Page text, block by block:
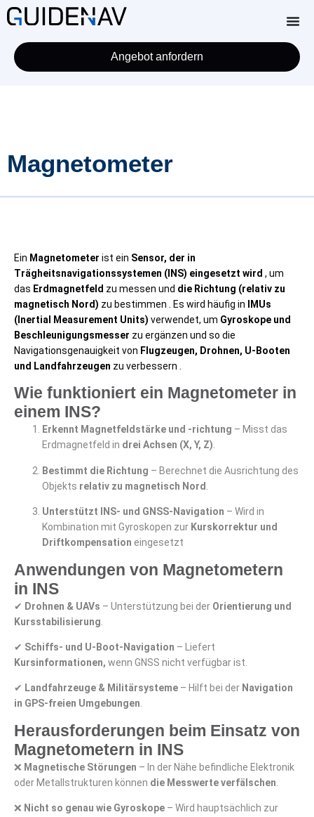
Angebot anfordern
Magnetometer
Ein Magnetometer ist ein Sensor, der in
Trägheitsnavigationssystemen (INS) eingesetzt wird , um
das Erdmagnetfeld zu messen und die Richtung (relativ zu
magnetisch Nord) zu bestimmen . Es wird häufig in
IMUs
(Inertial Measurement Units) verwendet, um Gyroskope und
Beschleunigungsmesser zu ergänzen und so die
Navigationsgenauigkeit von Flugzeugen, Drohnen, U-Booten
und Landfahrzeugen zu verbessern .
Wie funktioniert ein Magnetometer in
einem INS?
Erkennt Magnetfeldstärke und -richtung – Misst das
Erdmagnetfeld in drei Achsen (X, Y, Z).
Bestimmt die Richtung – Berechnet die Ausrichtung des
Objekts relativ zu magnetisch Nord
Unterstützt INS- und GNSS-Navigation – Wird in
Kombination mit Gyroskopen zur Kurskorrektur und
Driftkompensation eingesetzt
Anwendungen von Magnetometern
in INS
✔ Drohnen & UAVs – Unterstützung bei der Orientierung und
Kursstabilisierung
✔ Schiffs- und U-Boot-Navigation – Liefert
Kursinformationen, wenn GNSS nicht verfügbar ist.
✔ Landfahrzeuge & Militärsysteme – Hilft bei der Navigation
in GPS-freien Umgebungen.
Herausforderungen beim Einsatz von
Magnetometern in INS
❌ Magnetische Störungen – In der Nähe befindliche Elektronik
oder Metallstrukturen können die Messwerte verfälschen
❌ Nicht so genau wie Gyroskope – Wird hauptsächlich zur